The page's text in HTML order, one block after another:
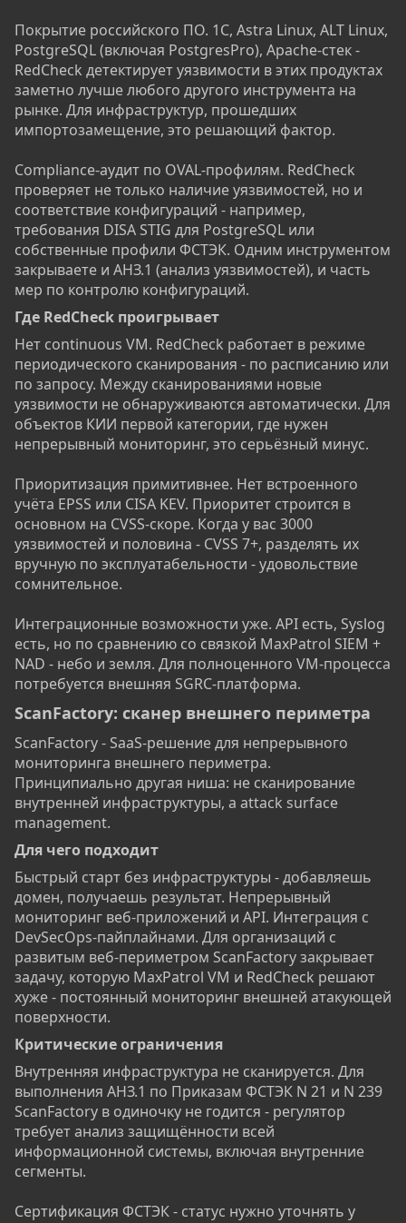
Покрытие российского ПО. 1С, Astra Linux, ALT Linux,
PostgreSQL (включая PostgresPro), Apache-стек -
RedCheck детектирует уязвимости в этих продуктах
заметно лучше любого другого инструмента на
рынке. Для инфраструктур, прошедших
импортозамещение, это решающий фактор.
Compliance-аудит по OVAL-профилям. RedCheck
проверяет не только наличие уязвимостей, но и
соответствие конфигураций - например,
требования DISA STIG для PostgreSQL или
собственные профили ФСТЭК. Одним инструментом
закрываете и АНЗ.1 (анализ уязвимостей), и часть
мер по контролю конфигураций.
Где RedCheck проигрывает​
Нет continuous VM. RedCheck работает в режиме
периодического сканирования - по расписанию или
по запросу. Между сканированиями новые
уязвимости не обнаруживаются автоматически. Для
объектов КИИ первой категории, где нужен
непрерывный мониторинг, это серьёзный минус.
Приоритизация примитивнее. Нет встроенного
учёта EPSS или CISA KEV. Приоритет строится в
основном на CVSS-скоре. Когда у вас 3000
уязвимостей и половина - CVSS 7+, разделять их
вручную по эксплуатабельности - удовольствие
сомнительное.
Интеграционные возможности уже. API есть, Syslog
есть, но по сравнению со связкой MaxPatrol SIEM +
NAD - небо и земля. Для полноценного VM-процесса
потребуется внешняя SGRC-платформа.
ScanFactory: сканер внешнего периметра​
ScanFactory - SaaS-решение для непрерывного
мониторинга внешнего периметра.
Принципиально другая ниша: не сканирование
внутренней инфраструктуры, а attack surface
management.
Для чего подходит​
Быстрый старт без инфраструктуры - добавляешь
домен, получаешь результат. Непрерывный
мониторинг веб-приложений и API. Интеграция с
DevSecOps-пайплайнами. Для организаций с
развитым веб-периметром ScanFactory закрывает
задачу, которую MaxPatrol VM и RedCheck решают
хуже - постоянный мониторинг внешней атакующей
поверхности.
Критические ограничения​
Внутренняя инфраструктура не сканируется. Для
выполнения АНЗ.1 по Приказам ФСТЭК N 21 и N 239
ScanFactory в одиночку не годится - регулятор
требует анализ защищённости всей
информационной системы, включая внутренние
сегменты.
Сертификация ФСТЭК - статус нужно уточнять у